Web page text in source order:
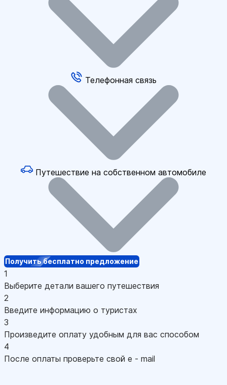
Телефонная связь
Путешествие на собственном автомобиле
Получить бесплатно предложение
1
Выберите детали вашего путешествия
2
Введите информацию о туристах
3
Произведите оплату удобным для вас способом
4
После оплаты проверьте свой e - mail